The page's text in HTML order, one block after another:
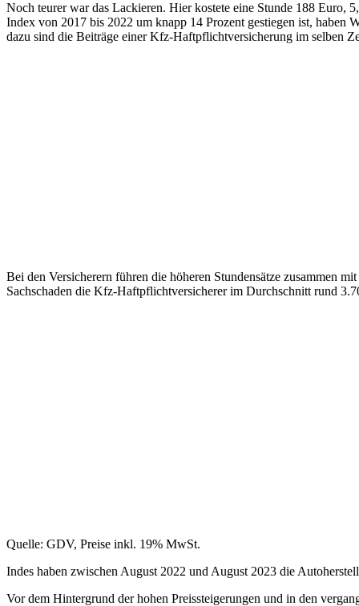
Noch teurer war das Lackieren. Hier kostete eine Stunde 188 Euro,
Index von 2017 bis 2022 um knapp 14 Prozent gestiegen ist, haben
dazu sind die Beiträge einer Kfz-Haftpflichtversicherung im selben
Bei den Versicherern führen die höheren Stundensätze zusammen
Sachschaden die Kfz-Haftpflichtversicherer im Durchschnitt rund
Quelle: GDV, Preise inkl. 19% MwSt.
Indes haben zwischen August 2022 und August 2023 die
Vor dem Hintergrund der hohen Preissteigerungen und in den